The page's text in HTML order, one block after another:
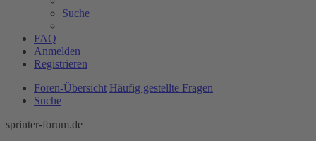
Suche
FAQ
Anmelden
Registrieren
Foren-Übersicht Häufig gestellte Fragen
Suche
sprinter-forum.de